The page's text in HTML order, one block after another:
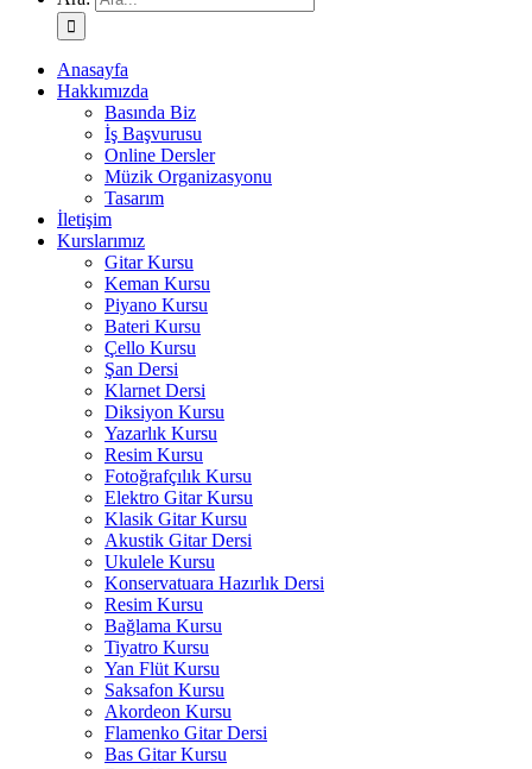
Anasayfa
Hakkımızda
Basında Biz
İş Başvurusu
Online Dersler
Müzik Organizasyonu
Tasarım
İletişim
Kurslarımız
Gitar Kursu
Keman Kursu
Piyano Kursu
Bateri Kursu
Çello Kursu
Şan Dersi
Klarnet Dersi
Diksiyon Kursu
Yazarlık Kursu
Resim Kursu
Fotoğrafçılık Kursu
Elektro Gitar Kursu
Klasik Gitar Kursu
Akustik Gitar Dersi
Ukulele Kursu
Konservatuara Hazırlık Dersi
Resim Kursu
Bağlama Kursu
Tiyatro Kursu
Yan Flüt Kursu
Saksafon Kursu
Akordeon Kursu
Flamenko Gitar Dersi
Bas Gitar Kursu